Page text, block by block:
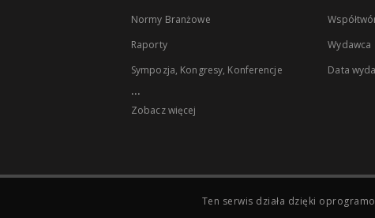
Normy Branżowe
Raporty
Sympozja, Kongresy, Konferencje
...
Zobacz więcej
Wydawca
Data
Ten serwis działa dzięki